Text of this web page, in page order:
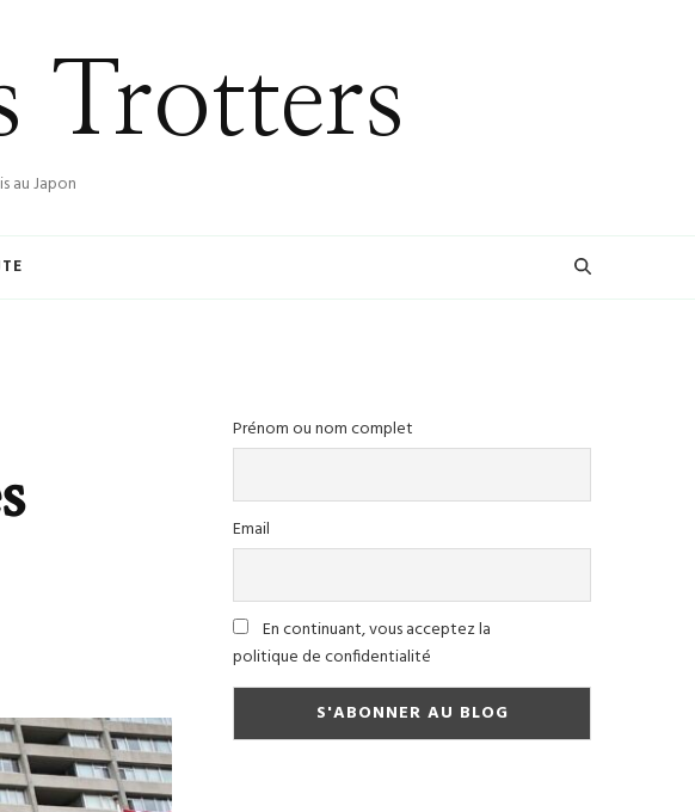
Trotters
au Japon
Prénom ou nom complet
Email
En continuant, vous acceptez la
politique de confidentialité